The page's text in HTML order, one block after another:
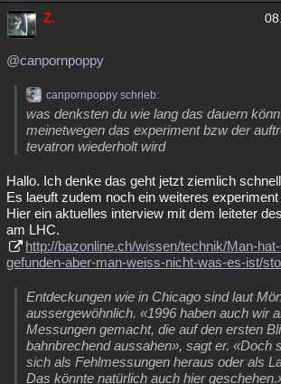
Z.
@canpornpoppy
canpornpoppy schrieb:
was denksten du wie lang das dauern
meinetwegen das experiment bzw der
tevatron wiederholt wird
Hallo. Ich denke das geht jetzt ziemlich
Es laeuft zudem noch ein weiteres
Hier ein aktuelles interview mit dem leiteter
am LHC.
http://bazonline.ch/wissen/technik/Man-
gefunden-aber-man-weiss-nicht-was-es-ist/
Entdeckungen wie in Chicago sind laut
aussergewöhnlich. «1996 haben auch wir
Messungen gemacht, die auf den ersten
bahnbrechend aussahen», sagt er. «Doch
sich als Fehlmessungen heraus oder als
Das könnte natürlich auch hier